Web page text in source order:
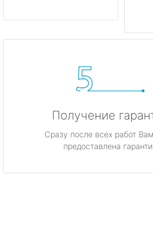
Получение
Сразу после всех работ
предоставлена